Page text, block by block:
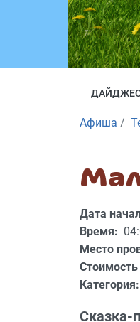
Афиша
Дата
Время:
Место
Категория:
Сказка-